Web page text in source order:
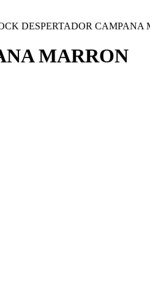
DESPERTADOR CAMPANA
MARRON